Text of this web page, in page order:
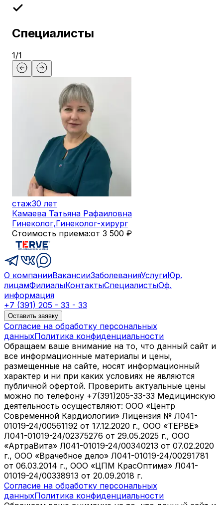
Специалисты
1/1
стаж30 лет
Камаева Татьяна Рафаиловна
Гинеколог,Гинеколог-хирург
Стоимость приема:от 3 500 ₽
О компанииВакансииЗаболеванияУслугиЮр.
лицамФилиалыКонтактыСпециалистыОф.
информация
+7 (391) 205 - 33 - 33
Оставить заявку
Согласие на обработку персональных
данныхПолитика конфиденциальности
Обращаем ваше внимание на то, что данный сайт и
все информационные материалы и цены,
размещенные на сайте, носят информационный
характер и ни при каких условиях не являются
публичной офертой. Проверить актуальные цены
можно по телефону +7(391)205-33-33 Медицинскую
деятельность осуществляют: ООО «Центр
Современной Кардиологии» Лицензия № Л041-
01019-24/00561192 от 17.12.2020 г., ООО «ТЕРВЕ»
Л041-01019-24/02375276 от 29.05.2025 г., ООО
«АртраВита» Л041-01019-24/00340213 от 07.02.2020
г., ООО «Врачебное дело» Л041-01019-24/00291781
от 06.03.2014 г., ООО «ЦПМ КрасОптима» Л041-
01019-24/00338913 от 20.09.2018 г.
Согласие на обработку персональных
данныхПолитика конфиденциальности